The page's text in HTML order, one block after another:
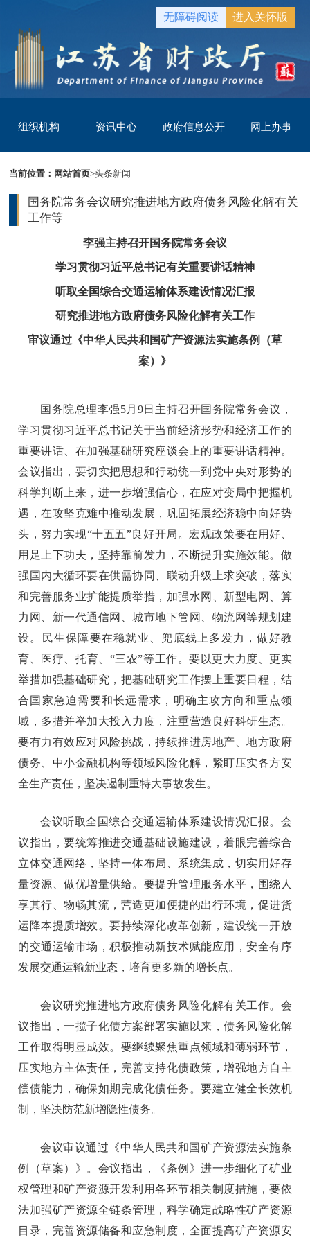
无障碍阅读 进入关怀版
组织机构 资讯中心 政府信息公开 网上办事
当前位置： 网站首页>头条新闻
国务院常务会议研究推进地方政府债务风险化解有关
工作等
李强主持召开国务院常务会议
学习贯彻习近平总书记有关重要讲话精神
听取全国综合交通运输体系建设情况汇报
研究推进地方政府债务风险化解有关工作
审议通过《中华人民共和国矿产资源法实施条例（草
案）》
国务院总理李强5月9日主持召开国务院常务会议，
学习贯彻习近平总书记关于当前经济形势和经济工作的
重要讲话、在加强基础研究座谈会上的重要讲话精神。
会议指出，要切实把思想和行动统一到党中央对形势的
科学判断上来，进一步增强信心，在应对变局中把握机
遇，在攻坚克难中推动发展，巩固拓展经济稳中向好势
头，努力实现“十五五”良好开局。宏观政策要在用好、
用足上下功夫，坚持靠前发力，不断提升实施效能。做
强国内大循环要在供需协同、联动升级上求突破，落实
和完善服务业扩能提质举措，加强水网、新型电网、算
力网、新一代通信网、城市地下管网、物流网等规划建
设。民生保障要在稳就业、兜底线上多发力，做好教
育、医疗、托育、“三农”等工作。要以更大力度、更实
举措加强基础研究，把基础研究工作摆上重要日程，结
合国家急迫需要和长远需求，明确主攻方向和重点领
域，多措并举加大投入力度，注重营造良好科研生态。
要有力有效应对风险挑战，持续推进房地产、地方政府
债务、中小金融机构等领域风险化解，紧盯压实各方安
全生产责任，坚决遏制重特大事故发生。
会议听取全国综合交通运输体系建设情况汇报。会
议指出，要统筹推进交通基础设施建设，着眼完善综合
立体交通网络，坚持一体布局、系统集成，切实用好存
量资源、做优增量供给。要提升管理服务水平，围绕人
享其行、物畅其流，营造更加便捷的出行环境，促进货
运降本提质增效。要持续深化改革创新，建设统一开放
的交通运输市场，积极推动新技术赋能应用，安全有序
发展交通运输新业态，培育更多新的增长点。
会议研究推进地方政府债务风险化解有关工作。会
议指出，一揽子化债方案部署实施以来，债务风险化解
工作取得明显成效。要继续聚焦重点领域和薄弱环节，
压实地方主体责任，完善支持化债政策，增强地方自主
偿债能力，确保如期完成化债任务。要建立健全长效机
制，坚决防范新增隐性债务。
会议审议通过《中华人民共和国矿产资源法实施条
例（草案）》。会议指出，《条例》进一步细化了矿业
权管理和矿产资源开发利用各环节相关制度措施，要依
法加强矿产资源全链条管理，科学确定战略性矿产资源
目录，完善资源储备和应急制度，全面提高矿产资源安